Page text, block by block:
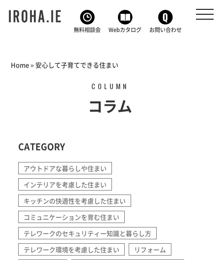
無料相談会 Webカタログ お問い合わせ
Home»安心して子育てできる住まい
COLUMN
コラム
CATEGORY
アウトドアな暮らしや住まい
インテリアを考慮した住まい
キッチンの快適性を考慮した住まい
コミュニケーションを育む住まい
テレワークのセキュリティー知識と暮らし方
テレワーク環境を考慮した住まい
リフォーム